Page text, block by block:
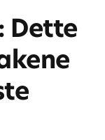
Dette